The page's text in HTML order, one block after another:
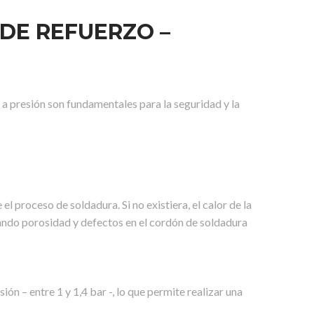
REFUERZO –
presión son fundamentales para la seguridad y la
proceso de soldadura. Si no existiera, el calor de la
porosidad y defectos en el cordón de soldadura
– entre 1 y 1,4 bar -, lo que permite realizar una